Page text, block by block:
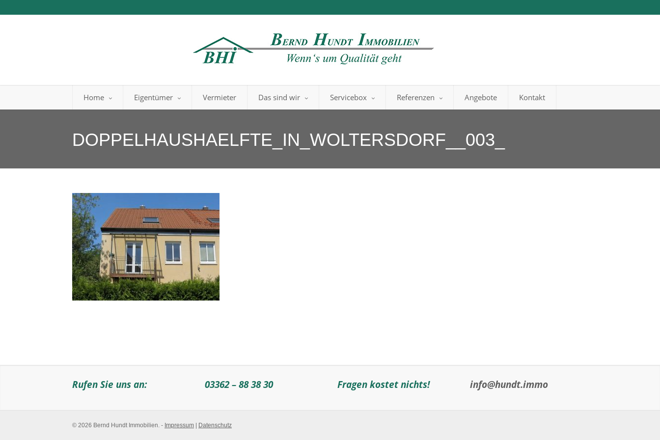
Home Eigentümer Vermieter Das sind wir Servicebox Referenzen Angebote Kontakt
DOPPELHAUSHAELFTE_IN_WOLTERSDORF__003_
Rufen Sie uns an: 03362 – 88 38 30 Fragen kostet nichts! info@hundt.immo
© 2026 Bernd Hundt Immobilien. - Impressum Datenschutz